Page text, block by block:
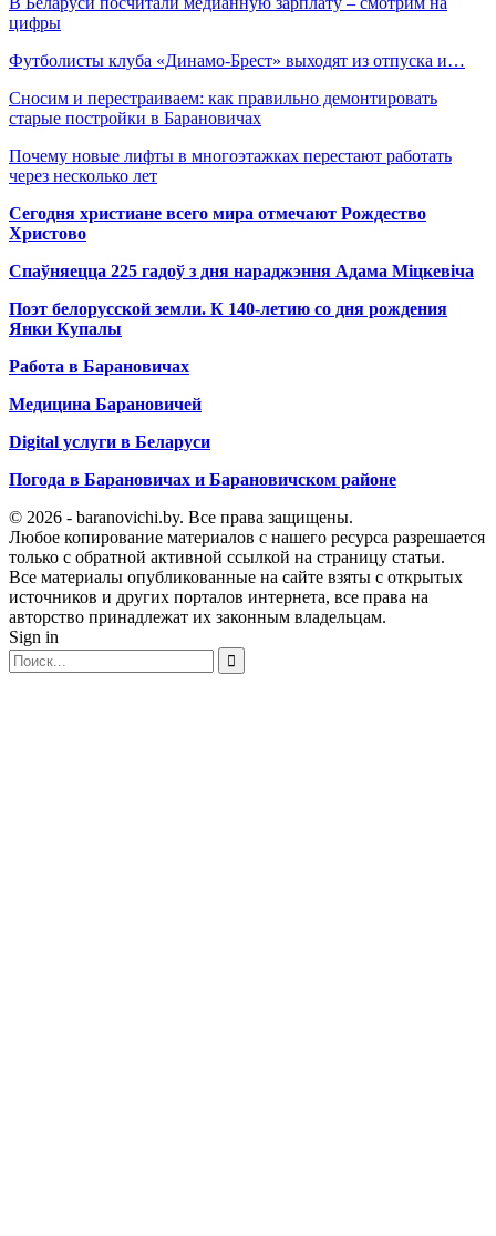
цифры
Футболисты клуба «Динамо-Брест» выходят из отпуска и…
Сносим и перестраиваем: как правильно демонтировать
старые постройки в Барановичах
Почему новые лифты в многоэтажках перестают работать
через несколько лет
Сегодня христиане всего мира отмечают Рождество
Христово
Спаўняецца 225 гадоў з дня нараджэння Адама Міцкевіча
Поэт белорусской земли. К 140-летию со дня рождения
Янки Купалы
Работа в Барановичах
Медицина Барановичей
Digital услуги в Беларуси
Погода в Барановичах и Барановичском районе
© 2026 - baranovichi.by. Все права защищены.
Любое копирование материалов с нашего ресурса разрешается
только с обратной активной ссылкой на страницу статьи.
Все материалы опубликованные на сайте взяты с открытых
источников и других порталов интернета, все права на
авторство принадлежат их законным владельцам.
Sign in